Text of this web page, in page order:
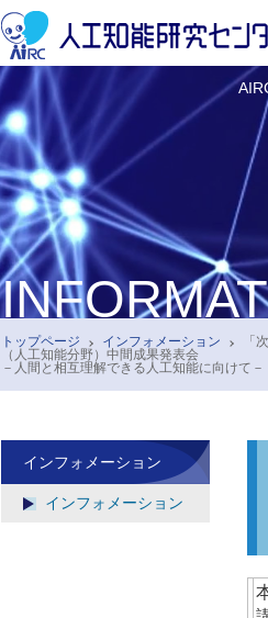
トップページ インフォメーション
「
（人工知能分野）中間成果発表会
－人間と相互理解できる人工知能に向けて－
インフォメーション
インフォメーション